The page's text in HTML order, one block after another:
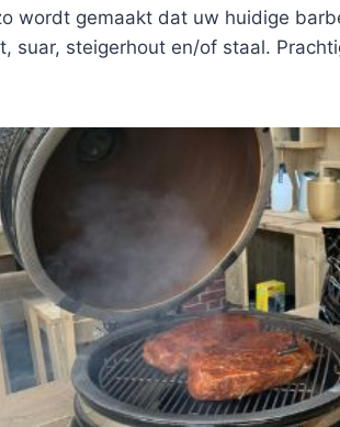
wordt gemaakt dat uw huidige
suar, steigerhout en/of staal.